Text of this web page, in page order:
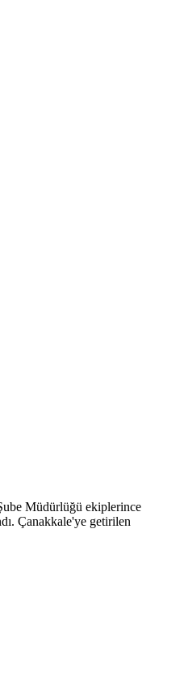
Müdürlüğü ekiplerince
Çanakkale'ye getirilen